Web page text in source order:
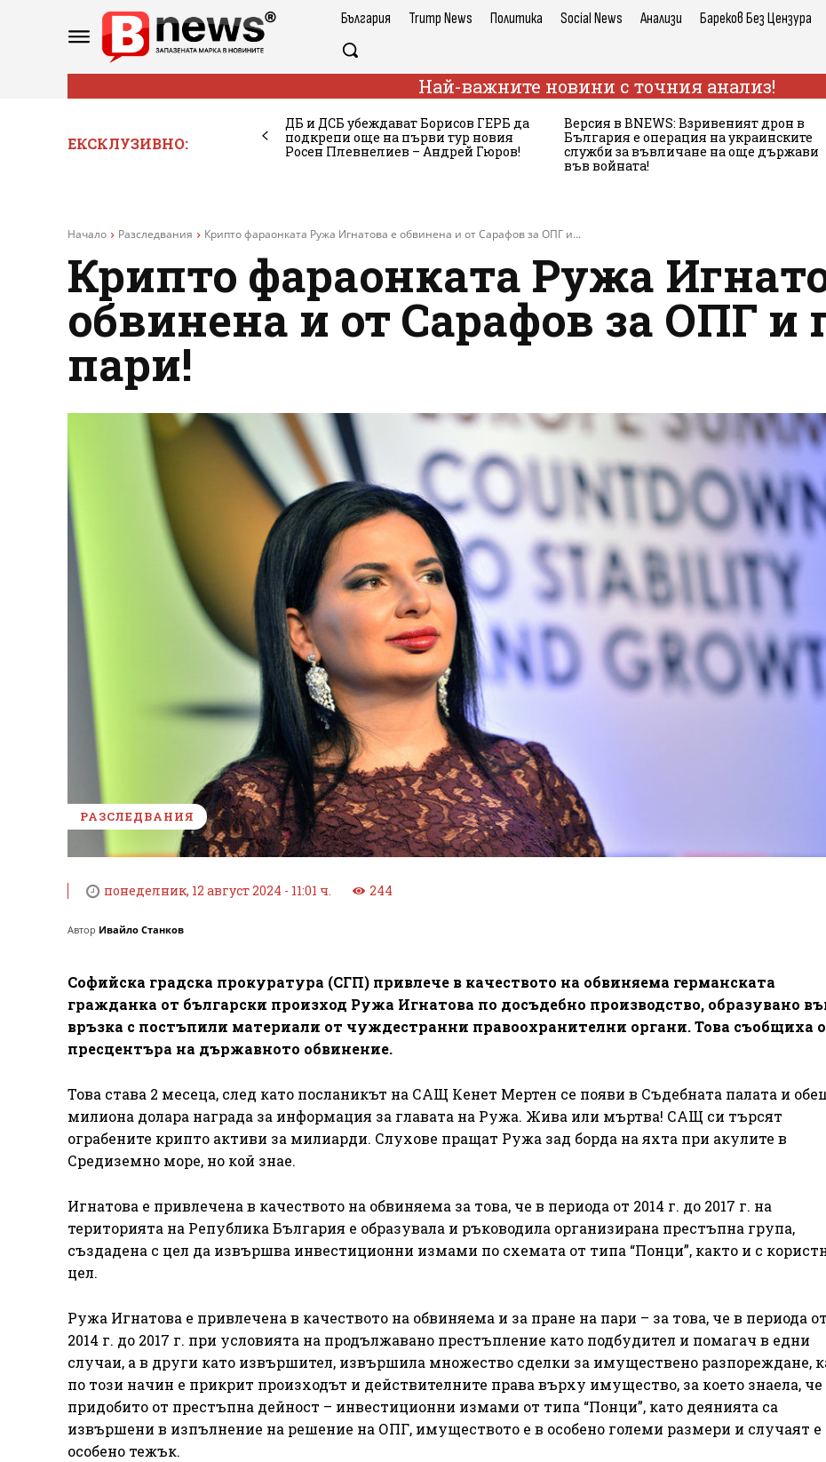
България Trump News Политика Social News Анализи Бареков Без Цензура
Най-важните новини с точния анализ!
ЕКСКЛУЗИВНО:
ДБ и ДСБ убеждават Борисов ГЕРБ да
подкрепи още на първи тур новия
Росен Плевнелиев – Андрей Гюров!
Версия в BNEWS: Взривеният дрон в
България е операция на украинските
служби за въвличане на още държави
във войната!
Начало Разследвания Крипто фараонката Ружа Игнатова е обвинена и от Сарафов за ОПГ и...
Крипто фараонката Ружа
обвинена и от Сарафов за ОПГ и
пари!
РАЗСЛЕДВАНИЯ
понеделник, 12 август 2024 - 11:01 ч. 244
Автор Ивайло Станков
Софийска градска прокуратура (СГП) привлече в качеството на обвиняема германската
гражданка от български произход Ружа Игнатова по досъдебно производство, образувано
връзка с постъпили материали от чуждестранни правоохранителни органи. Това съобщиха
пресцентъра на държавното обвинение.
Това става 2 месеца, след като посланикът на САЩ Кенет Мертен се появи в Съдебната палата и
милиона долара награда за информация за главата на Ружа. Жива или мъртва! САЩ си търсят
ограбените крипто активи за милиарди. Слухове пращат Ружа зад борда на яхта при акулите в
Средиземно море, но кой знае.
Игнатова е привлечена в качеството на обвиняема за това, че в периода от 2014 г. до 2017 г. на
територията на Република България е образувала и ръководила организирана престъпна група,
създадена с цел да извършва инвестиционни измами по схемата от типа “Понци”, както и с
цел.
Ружа Игнатова е привлечена в качеството на обвиняема и за пране на пари – за това, че в периода от
2014 г. до 2017 г. при условията на продължавано престъпление като подбудител и помагач в едни
случаи, а в други като извършител, извършила множество сделки за имуществено разпореждане,
по този начин е прикрит произходът и действителните права върху имущество, за което знаела, че
придобито от престъпна дейност – инвестиционни измами от типа “Понци”, като деянията са
извършени в изпълнение на решение на ОПГ, имуществото е в особено големи размери и случаят е
особено тежък.